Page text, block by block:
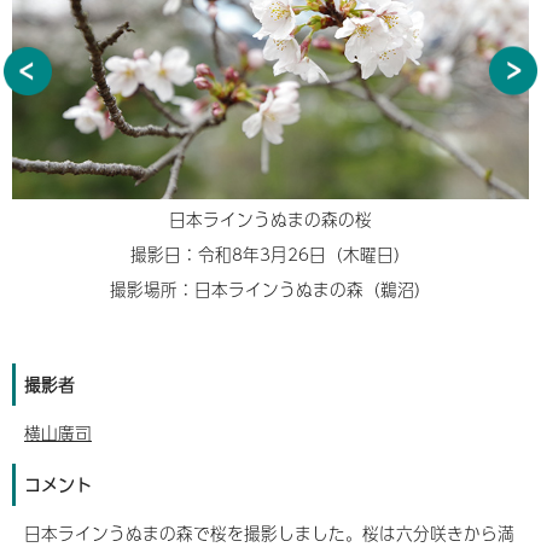
日本ラインうぬまの森の桜
撮影日：令和8年3月26日（木曜日）
撮影場所：日本ラインうぬまの森（鵜沼）
撮影者
横山廣司
コメント
日本ラインうぬまの森で桜を撮影しました。桜は六分咲きから満